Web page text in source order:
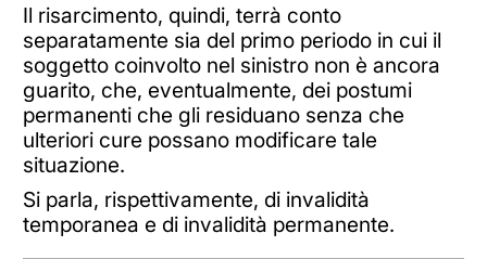
Il risarcimento, quindi, terrà conto
separatamente sia del primo periodo in cui il
soggetto coinvolto nel sinistro non è ancora
guarito, che, eventualmente, dei postumi
permanenti che gli residuano senza che
ulteriori cure possano modificare tale
situazione.
Si parla, rispettivamente, di invalidità
temporanea e di invalidità permanente.